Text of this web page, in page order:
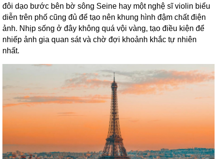
đôi dạo bước bên bờ sông Seine hay một nghệ sĩ violin biểu
diễn trên phố cũng đủ để tạo nên khung hình đậm chất điện
ảnh. Nhịp sống ở đây không quá vội vàng, tạo điều kiện để
nhiếp ảnh gia quan sát và chờ đợi khoảnh khắc tự nhiên
nhất.